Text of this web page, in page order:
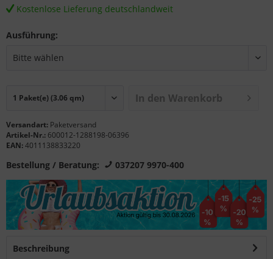
Kostenlose Lieferung deutschlandweit
Ausführung:
In den Warenkorb
Versandart: Paketversand
Artikel-Nr.: 600012-1288198-06396
EAN:4011138833220
Bestellung / Beratung: 037207 9970-400
Beschreibung